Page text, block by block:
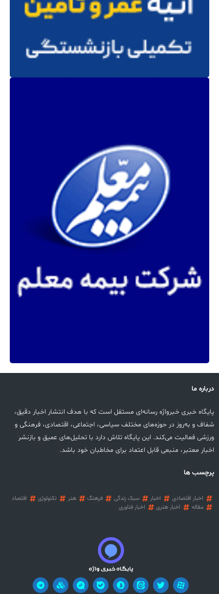
درباره ما
پایگاه خبری خبرواژه رسانه‌ای مستقل است که با هدف انتشار اخبار دقیق،
شفاف و به‌روز در حوزه‌های مختلف سیاسی، اجتماعی، اقتصادی، فرهنگی و
ورزشی فعالیت می‌کند. این پایگاه تلاش دارد با تحلیل‌های عمیق و بازنشر
اخبار معتبر، منبعی قابل اعتماد برای مخاطبان خود باشد.
پرچسب ها
اخبار اقتصادی اخبار سبک زندگی فرهنگ هنر تکنولوژی
اقتصاد
مقاله
اخبار هنری اخبار فناوری